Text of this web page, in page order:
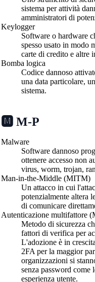
sistema per attività
amministratori di
Keylogger
Software o hardware
spesso usato in modo
carte di credito e altre
Bomba logica
Codice dannoso
una data particolare,
sistema.
🅼 M-P
Malware
Software dannoso
ottenere accesso non
virus, worm, trojan,
Man-in-the-Middle (MITM)
Un attacco in cui
potenzialmente altera
di comunicare
Autenticazione multifattore
Metodo di sicurezza
fattori di verifica per
L'adozione è in
2FA per la maggior
organizzazioni si
senza password come
esperienza utente.